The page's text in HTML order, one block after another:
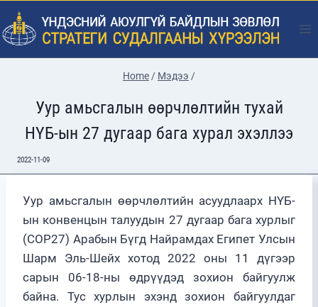
Skip
to
content
Home/ Мэдээ /
Уур амьсгалын өөрчлөлтийн тухай
НҮБ-ын 27 дугаар бага хурал эхэллээ
2022-11-09
Уур амьсгалын өөрчлөлтийн асуудлаарх НҮБ-
ын конвенцын талуудын 27 дугаар бага хурлыг
(COP27) Арабын Бүгд Найрамдах Египет Улсын
Шарм Эль-Шейх хотод 2022 оны 11 дүгээр
сарын 06-18-ны өдрүүдэд зохион байгуулж
байна. Тус хурлын эхэнд зохион байгуулдаг